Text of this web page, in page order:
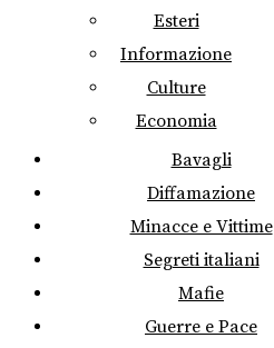
Esteri
Informazione
Culture
Economia
Bavagli
Diffamazione
Minacce e Vittime
Segreti italiani
Mafie
Guerre e Pace